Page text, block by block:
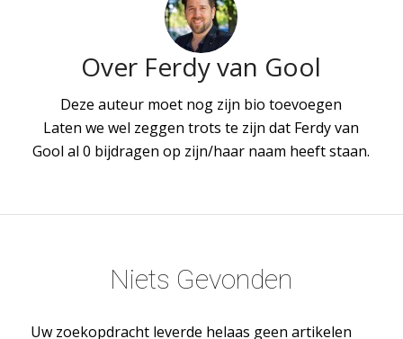
Over Ferdy van Gool
Deze auteur moet nog zijn bio toevoegen
Laten we wel zeggen trots te zijn dat Ferdy van
Gool al 0 bijdragen op zijn/haar naam heeft staan.
Niets Gevonden
Uw zoekopdracht leverde helaas geen artikelen